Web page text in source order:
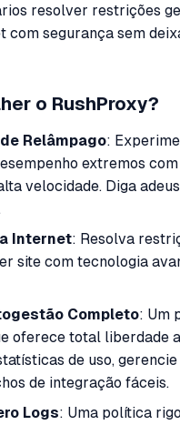
resolver restrições
com segurança sem
o RushProxy?
Relâmpago:
extremos
velocidade. Diga
Internet: Resolva
site com tecnologia
Completo: Um
oferece total liberdade
de uso,
de integração fáceis.
Logs: Uma política